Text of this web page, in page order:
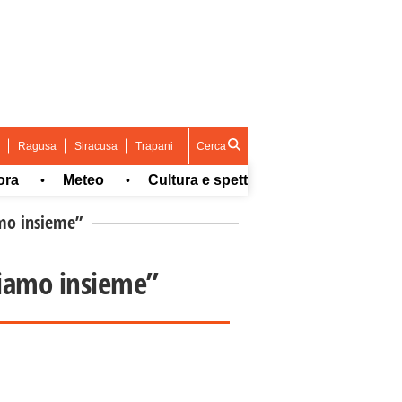
Ragusa Siracusa Trapani Cerca
• Meteo • Cultura e spettacolo
insieme”
insieme”